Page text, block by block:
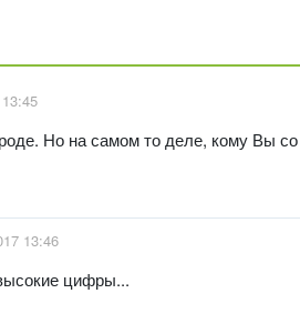
Но на самом то деле, кому Вы
13:46
цифры...